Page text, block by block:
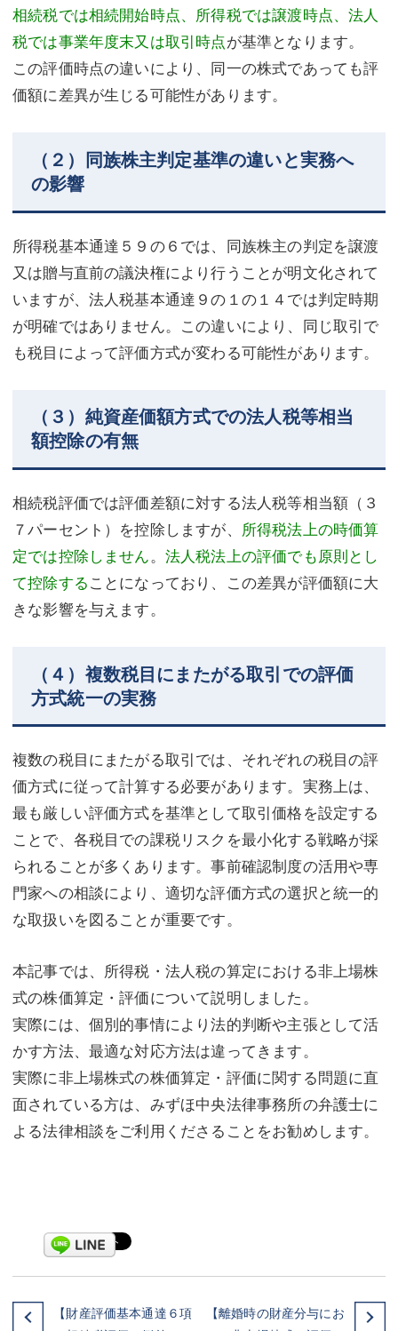
相続税では相続開始時点、所得税では譲渡時点、法人
税では事業年度末又は取引時点が基準となります。
この評価時点の違いにより、同一の株式であっても評
価額に差異が生じる可能性があります。
（２）同族株主判定基準の違いと実務へ
の影響
所得税基本通達５９の６では、同族株主の判定を譲渡
又は贈与直前の議決権により行うことが明文化されて
いますが、法人税基本通達９の１の１４では判定時期
が明確ではありません。この違いにより、同じ取引で
も税目によって評価方式が変わる可能性があります。
（３）純資産価額方式での法人税等相当
額控除の有無
相続税評価では評価差額に対する法人税等相当額（３
７パーセント）を控除しますが、 所得税法上の時価算
定では控除しません。 法人税法上の評価でも原則とし
て控除することになっており、この差異が評価額に大
きな影響を与えます。
（４）複数税目にまたがる取引での評価
方式統一の実務
複数の税目にまたがる取引では、それぞれの税目の評
価方式に従って計算する必要があります。実務上は、
最も厳しい評価方式を基準として取引価格を設定する
ことで、各税目での課税リスクを最小化する戦略が採
られることが多くあります。事前確認制度の活用や専
門家への相談により、適切な評価方式の選択と統一的
な取扱いを図ることが重要です。
本記事では、所得税・法人税の算定における非上場株
式の株価算定・評価について説明しました。
実際には、個別的事情により法的判断や主張として活
かす方法、最適な対応方法は違ってきます。
実際に非上場株式の株価算定・評価に関する問題に直
面されている方は、みずほ中央法律事務所の弁護士に
よる法律相談をご利用くださることをお勧めします。
【財産評価基本通達６項
【離婚時の財産分与にお